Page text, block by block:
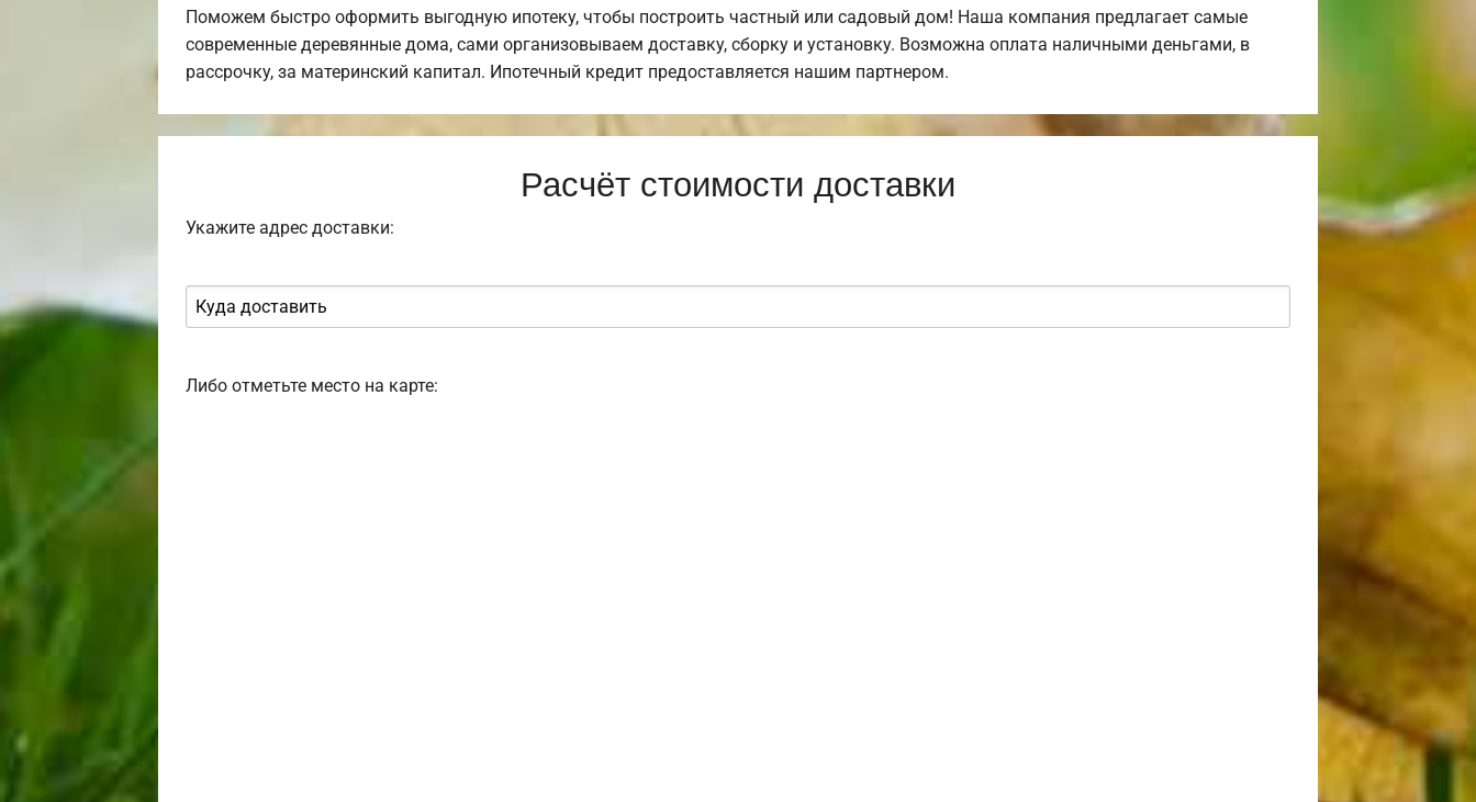
Поможем быстро оформить выгодную ипотеку, чтобы построить частный или садовый дом! Наша компания предлагает самые
современные деревянные дома, сами организовываем доставку, сборку и установку. Возможна оплата наличными деньгами, в
рассрочку, за материнский капитал. Ипотечный кредит предоставляется нашим партнером.
Расчёт стоимости доставки
Укажите адрес доставки:
Либо отметьте место на карте: